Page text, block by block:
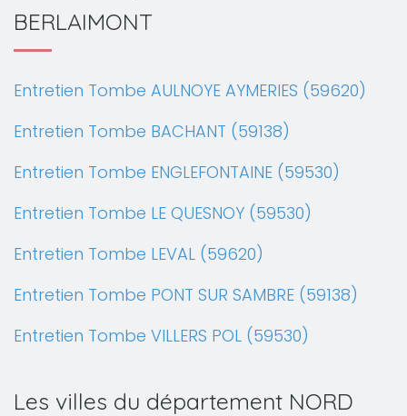
BERLAIMONT
Entretien Tombe AULNOYE AYMERIES (59620)
Entretien Tombe BACHANT (59138)
Entretien Tombe ENGLEFONTAINE (59530)
Entretien Tombe LE QUESNOY (59530)
Entretien Tombe LEVAL (59620)
Entretien Tombe PONT SUR SAMBRE (59138)
Entretien Tombe VILLERS POL (59530)
Les villes du département NORD